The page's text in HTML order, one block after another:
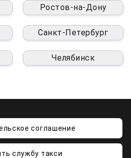
Ростов-на-Дону
Санкт-Петербург
Челябинск
соглашение
службу такси